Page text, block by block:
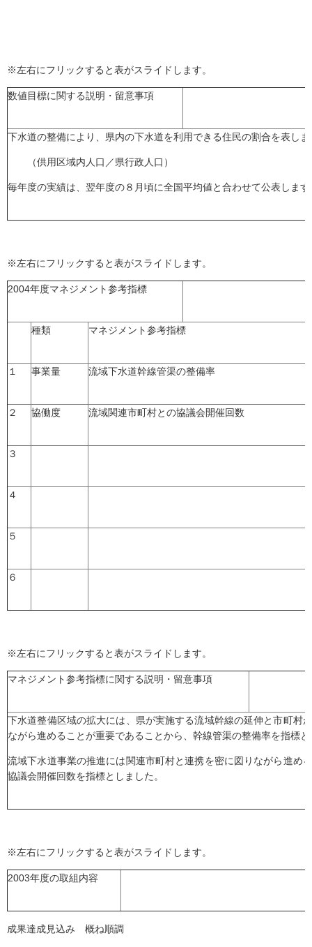
※左右にフリックすると表がスライドします。
数値目標に関する説明・留意事項
下水道の整備により、県内の下水道を利用できる住民の割合を表しま
（供用区域内人口／県行政人口）
毎年度の実績は、翌年度の８月頃に全国平均値と合わせて公表します
※左右にフリックすると表がスライドします。
2004年度マネジメント参考指標
種類 マネジメント参考指標
１ 事業量 流域下水道幹線管渠の整備率
２ 協働度 流域関連市町村との協議会開催回数
３
４
５
６
※左右にフリックすると表がスライドします。
マネジメント参考指標に関する説明・留意事項
下水道整備区域の拡大には、県が実施する流域幹線の延伸と市町村
ながら進めることが重要であることから、幹線管渠の整備率を指標
流域下水道事業の推進には関連市町村と連携を密に図りながら進め
協議会開催回数を指標としました。
※左右にフリックすると表がスライドします。
2003年度の取組内容
成果達成見込み 概ね順調